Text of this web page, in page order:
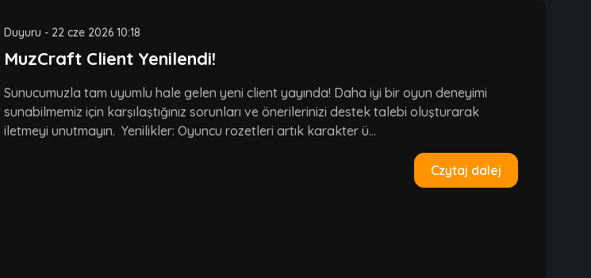
Duyuru - 22 cze 2026 10:18
MuzCraft Client Yenilendi!
Sunucumuzla tam uyumlu hale gelen yeni client yayında! Daha iyi bir oyun deneyimi
sunabilmemiz için karşılaştığınız sorunları ve önerilerinizi destek talebi oluşturarak
iletmeyi unutmayın. Yenilikler: Oyuncu rozetleri artık karakter ü...
Czytaj dalej